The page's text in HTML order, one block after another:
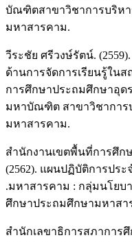
บัณฑิตสาขาวิชาการบริห
มหาสารคาม.
วีระชัย ศรีวงษ์รัตน์.
ด้านการจัดการเรียนรู้ใน
การศึกษาประถมศึกษาอุด
มหาบัณฑิต สาขาวิชาการ
มหาสารคาม.
สำนักงานเขตพื้นที่การศึก
(2562). แผนปฏิบัติการปร
.มหาสารคาม : กลุ่มนโยบ
ศึกษาประถมศึกษามหาสา
สำนักเลขาธิการสภาการศึ